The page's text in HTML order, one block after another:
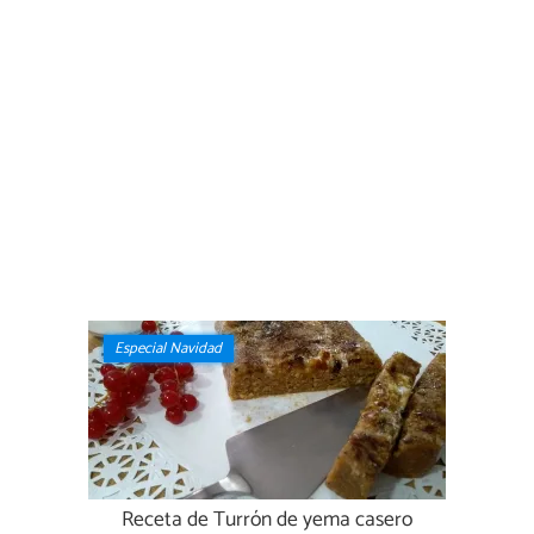
Especial Navidad
Receta de Turrón de yema casero